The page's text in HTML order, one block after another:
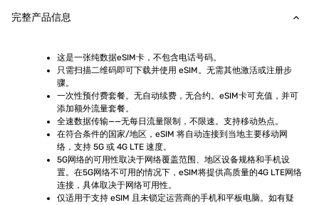
完整产品信息
这是一张纯数据eSIM卡，不包含电话号码。
只需扫描二维码即可下载并使用 eSIM。无需其他激活或注册步
骤。
一次性预付费套餐。无自动续费，无合约。eSIM卡可充值，并可
添加额外流量套餐。
全速数据传输——无每日流量限制，不限速。支持移动热点。
在符合条件的国家/地区，eSIM 将自动连接到当地主要移动网
络，支持 5G 或 4G LTE 速度。
5G网络的可用性取决于网络覆盖范围、地区设备规格和手机设
置。在5G网络不可用的情况下，eSIM将提供高质量的4G LTE网络
连接，具体取决于网络可用性。
仅适用于支持 eSIM 且未锁定运营商的手机和平板电脑。如有疑